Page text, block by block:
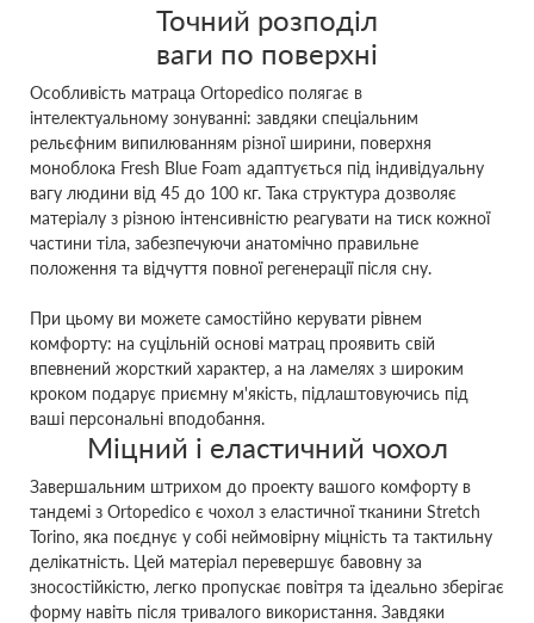
Точний розподіл
ваги по поверхні
Особливість матраца Ortopedico полягає в
інтелектуальному зонуванні: завдяки спеціальним
рельєфним випилюванням різної ширини, поверхня
моноблока Fresh Blue Foam адаптується під індивідуальну
вагу людини від 45 до 100 кг. Така структура дозволяє
матеріалу з різною інтенсивністю реагувати на тиск кожної
частини тіла, забезпечуючи анатомічно правильне
положення та відчуття повної регенерації після сну.
При цьому ви можете самостійно керувати рівнем
комфорту: на суцільній основі матрац проявить свій
впевнений жорсткий характер, а на ламелях з широким
кроком подарує приємну м'якість, підлаштовуючись під
ваші персональні вподобання.
Міцний і еластичний чохол
Завершальним штрихом до проекту вашого комфорту в
тандемі з Ortopedico є чохол з еластичної тканини Stretch
Torino, яка поєднує у собі неймовірну міцність та тактильну
делікатність. Цей матеріал перевершує бавовну за
зносостійкістю, легко пропускає повітря та ідеально зберігає
форму навіть після тривалого використання. Завдяки